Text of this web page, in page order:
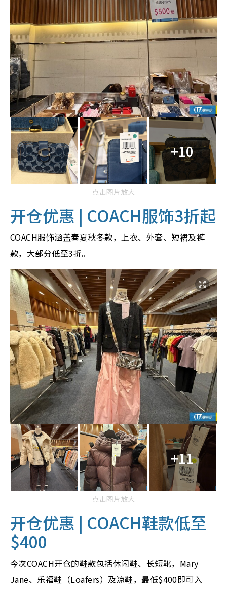
+10
点击图片放大
开仓优惠 | COACH服饰3折起
COACH服饰涵盖春夏秋冬款，上衣、外套、短裙及裤
款，大部分低至3折。
+11
点击图片放大
开仓优惠 | COACH鞋款低至
$400
今次COACH开仓的鞋款包括休闲鞋、长短靴，Mary
Jane、乐福鞋（Loafers）及凉鞋，最低$400即可入